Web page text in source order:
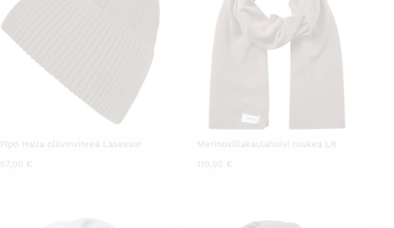
Pipo Halla oliivinvihreä Lasessor
57,00 €
Merinovillakaulahuivi ruskea LR
119,95 €